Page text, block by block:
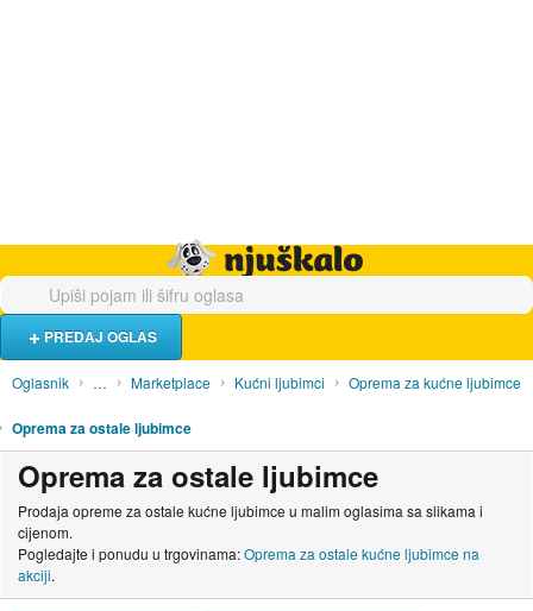
PREDAJ OGLAS
Oglasnik … Marketplace Kućni ljubimci Oprema za kućne ljubimce
Oprema za ostale ljubimce
Oprema za ostale ljubimce
Prodaja opreme za ostale kućne ljubimce u malim oglasima sa slikama i
cijenom.
Pogledajte i ponudu u trgovinama:Oprema za ostale kućne ljubimce na
akciji.